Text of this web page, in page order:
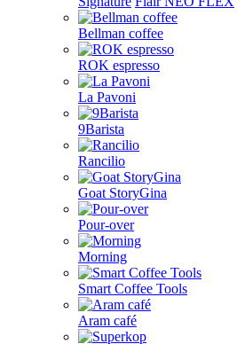
Bellman coffee
ROK espresso
La Pavoni
9Barista
Rancilio
Goat StoryGina
Pour-over
Morning
Smart Coffee Tools
Aram café